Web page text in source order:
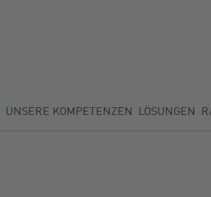
UNSERE KOMPETENZEN LÖSUNGEN